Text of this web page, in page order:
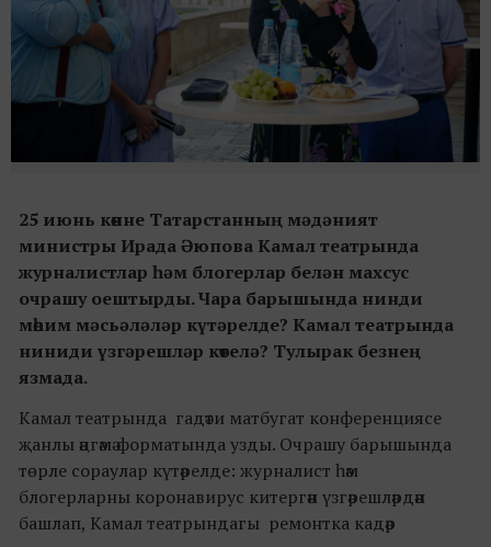
25 июнь көнне Татарстанның мәдәният
министры Ирада Әюпова Камал театрында
журналистлар һәм блогерлар белән махсус
очрашу оештырды. Чара барышында нинди
мөһим мәсьәләләр күтәрелде? Камал театрында
ниниди үзгәрешләр көтелә? Тулырак безнең
язмада.
Камал театрында гадәти матбугат конференциясе
җанлы әңгәмә форматында узды. Очрашу барышында
төрле сораулар күтәрелде: журналист һәм
блогерларны коронавирус китергән үзгәрешләрдән
башлап, Камал театрындагы ремонтка кадәр